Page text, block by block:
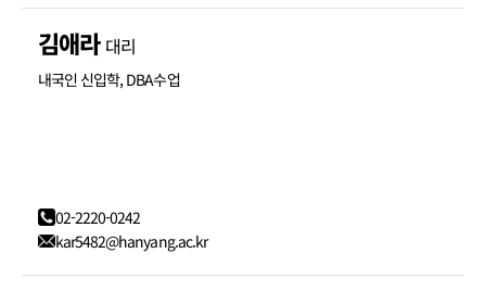
김애라 대리
내국인 신입학, DBA수업
02-2220-0242
kar5482@hanyang.ac.kr